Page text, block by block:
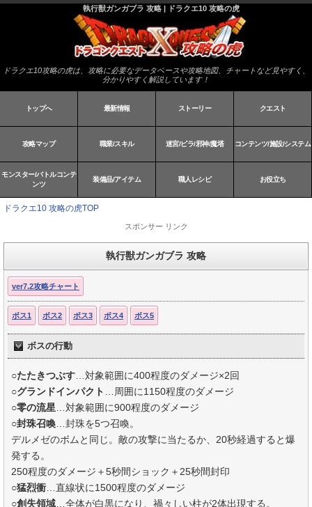
執行獣ガンガブラ 攻略 | ドラクエ10 攻略の虎
ドラクエ10攻略の虎は、攻略に必要なデータベースや攻略地図、チャートなど見やすく、
分かりやすく解説しています！
トップへ 最新情報 ストーリー クエスト
攻略マップ 職業/スキル 迷宮/ピラ/邪神/魔塔 コンテンツ/施設/システム
モンスター/バトルコンテ
ンツ
装備品/アイテム 職人レシピ お役立ち
ドラクエ10 攻略の虎TOP
スポンサー リンク
執行獣ガンガブラ 攻略
ver7.2攻略チャート
ボス1 ボス2 ボス3 ボス4 ボス5
ボスの行動
○たたきつぶす …対象範囲に400程度のダメージ×2回
○グランドインパクト
…周囲に1150程度のダメージ
○零の流星 …対象範囲に900程度のダメージ
○封珠召喚 …封珠を5つ召喚。
デルメゼのボムと同じ。敵の攻撃に当たるか、20秒経過すると爆
発する。
250程度のダメージ＋5秒間ショック＋25秒間封印
○猛烈衝 …直線状に1500程度のダメージ
○創失領域 …全体が白黒になり、禍々しい柱が2体出現する。